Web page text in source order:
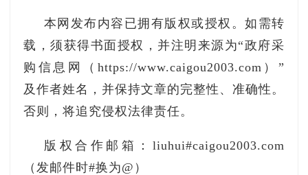
联系方式：李先生0451-81796678
项目名称：福建漳州港口办公楼改造装修工程
设计施工总承包项目
本网发布内容已拥有版权或授权。如需转
载，须获得书面授权，并注明来源为“政府采
购信息网（https://www.caigou2003.com）”
及作者姓名，并保持文章的完整性、准确性。
否则，将追究侵权法律责任。
版权合作邮箱：liuhui#caigou2003.com
（发邮件时#换为@）